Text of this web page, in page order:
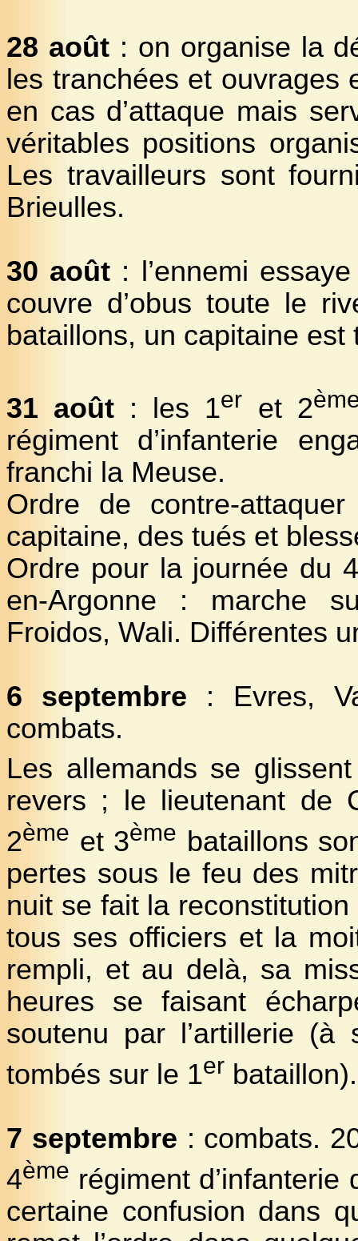
28 août: on organise la
les tranchées et ouvrages
en cas d’attaque mais
véritables positions
Les travailleurs sont
Brieulles.
30 août : l’ennemi
couvre d’obus toute le
bataillons, un capitaine
31 août : les 1er et 2
régiment d’infanterie
franchi la Meuse.
Ordre de contre-
capitaine, des tués et
Ordre pour la journée du
en-Argonne : marche
Froidos, Wali. Différentes
6 septembre : Evres,
combats.
Les allemands se
revers ; le lieutenant de
2ème et 3ème bataillons
pertes sous le feu des
nuit se fait la
tous ses officiers et la
rempli, et au delà, sa
heures se faisant
soutenu par l’artillerie (à
tombés sur le 1er bataillon).
7 septembre : combats.
4ème régiment
certaine confusion dans